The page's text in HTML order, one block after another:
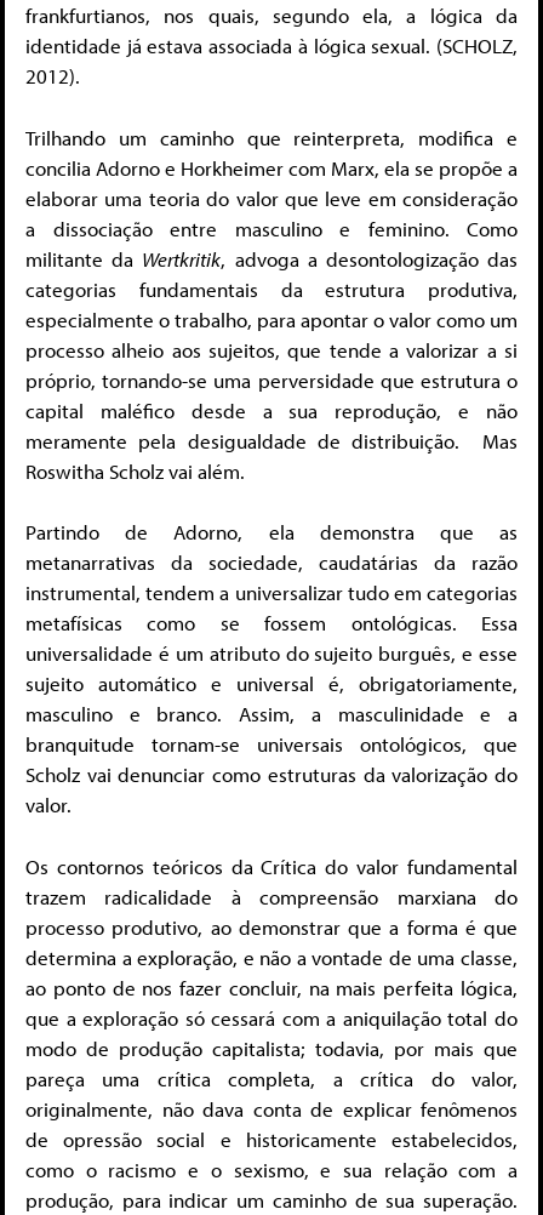
frankfurtianos, nos quais, segundo ela, a lógica da
identidade já estava associada à lógica sexual. (SCHOLZ,
2012).
Trilhando um caminho que reinterpreta, modifica e
concilia Adorno e Horkheimer com Marx, ela se propõe a
elaborar uma teoria do valor que leve em consideração
a dissociação entre masculino e feminino. Como
militante da Wertkritik, advoga a desontologização das
categorias fundamentais da estrutura produtiva,
especialmente o trabalho, para apontar o valor como um
processo alheio aos sujeitos, que tende a valorizar a si
próprio, tornando-se uma perversidade que estrutura o
capital maléfico desde a sua reprodução, e não
meramente pela desigualdade de distribuição. Mas
Roswitha Scholz vai além.
Partindo de Adorno, ela demonstra que as
metanarrativas da sociedade, caudatárias da razão
instrumental, tendem a universalizar tudo em categorias
metafísicas como se fossem ontológicas. Essa
universalidade é um atributo do sujeito burguês, e esse
sujeito automático e universal é, obrigatoriamente,
masculino e branco. Assim, a masculinidade e a
branquitude tornam-se universais ontológicos, que
Scholz vai denunciar como estruturas da valorização do
valor.
Os contornos teóricos da Crítica do valor fundamental
trazem radicalidade à compreensão marxiana do
processo produtivo, ao demonstrar que a forma é que
determina a exploração, e não a vontade de uma classe,
ao ponto de nos fazer concluir, na mais perfeita lógica,
que a exploração só cessará com a aniquilação total do
modo de produção capitalista; todavia, por mais que
pareça uma crítica completa, a crítica do valor,
originalmente, não dava conta de explicar fenômenos
de opressão social e historicamente estabelecidos,
como o racismo e o sexismo, e sua relação com a
produção, para indicar um caminho de sua superação.